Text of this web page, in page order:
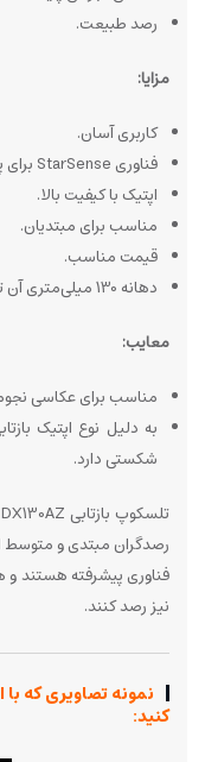
رصد طبیعت.
مزایا:
کاربری آسان.
فناوری StarSense برای پیدا کردن آسان اجرام آسمانی.
اپتیک با کیفیت بالا.
مناسب برای مبتدیان.
قیمت مناسب.
دهانه 130 میلی‌متری آن توان گردآوری نور خوبی دارد.
معایب:
مناسب برای عکاسی
به دلیل نوع اپتیک
شکستی دارد.
رصدگران مبتدی و متوسط
فناوری پیشرفته هستند و
نیز رصد کنند.
نمونه تصاویری که
کنید: